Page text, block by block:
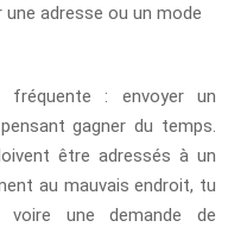
adresse ou un mode
: envoyer un
gagner du temps.
être adressés à un
au mauvais endroit, tu
une demande de